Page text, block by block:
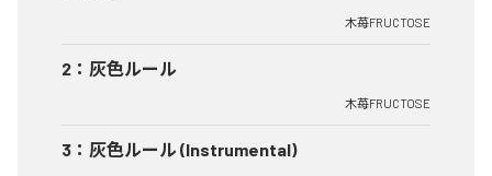
木苺FRUCTOSE
2 ： 灰色ルール
木苺FRUCTOSE
3 ： 灰色ルール (Instrumental)